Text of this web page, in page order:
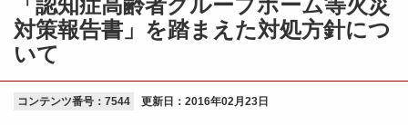
「認知症高齢者グループホーム等火災
対策報告書」を踏まえた対処方針につ
いて
コンテンツ番号：7544 更新日： 2016年02月23日